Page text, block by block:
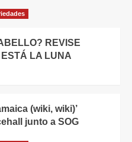
REVISE
ESTÁ LA LUNA
(wiki, wiki)’
junto a SOG